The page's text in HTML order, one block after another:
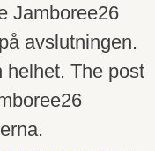
Jamboree26
avslutningen.
helhet. The post